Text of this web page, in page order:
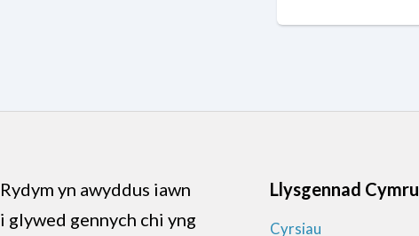
Rydym yn awyddus iawn
i glywed gennych chi yng
Llysgennad Cymru
Cyrsiau